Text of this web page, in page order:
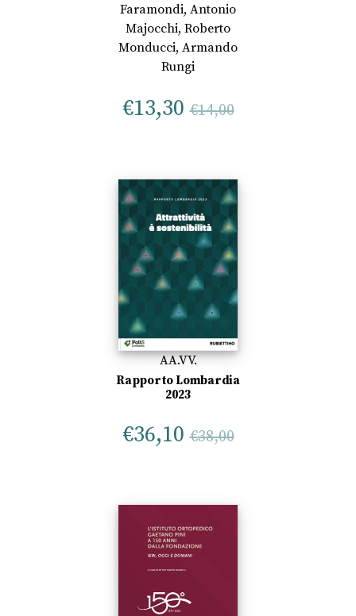
Faramondi, Antonio
Majocchi, Roberto
Monducci, Armando
Rungi
€13,30 €14,00
AA.VV.
Rapporto Lombardia
2023
€36,10 €38,00